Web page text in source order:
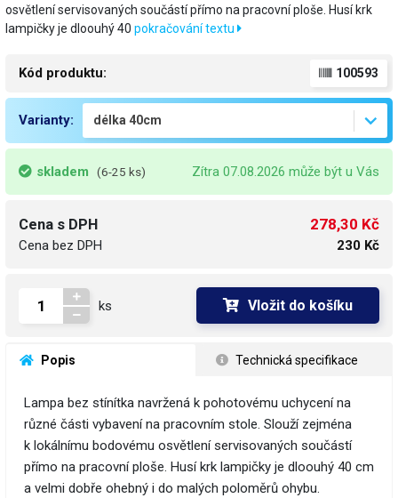
osvětlení servisovaných součástí přímo na pracovní ploše. Husí krk
lampičky je dloouhý 40 pokračování textu
Kód produktu: 100593
Varianty:
skladem (6-25 ks) Zítra 07.08.2026 může být u Vás
Cena s DPH
Cena bez DPH
278,30 Kč
230 Kč
ks Vložit do košíku
Popis Technická specifikace
Lampa bez stínítka navržená k pohotovému uchycení na
různé části vybavení na pracovním stole. Slouží zejména
k lokálnímu bodovému osvětlení servisovaných součástí
přímo na pracovní ploše. Husí krk lampičky je dloouhý 40 cm
a velmi dobře ohebný i do malých poloměrů ohybu.